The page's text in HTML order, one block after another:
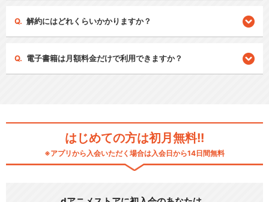
解約にはどれくらいかかりますか？
電子書籍は月額料金だけで利用できますか？
はじめての方は初月無料!!
※アプリから入会いただく場合は入会日から14日間無料